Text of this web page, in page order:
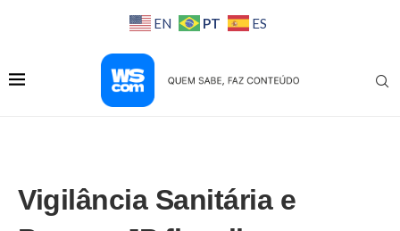
EN PT ES
Vigilância Sanitária e